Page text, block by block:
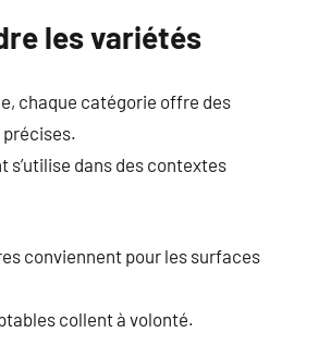
les variétés
chaque catégorie offre des
s’utilise dans des contextes
conviennent pour les surfaces
collent à volonté.